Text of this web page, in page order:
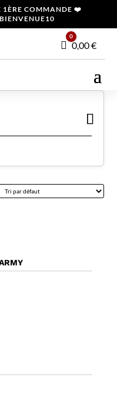
1ÈRE COMMANDE ❤️
Panier
0
0,00€